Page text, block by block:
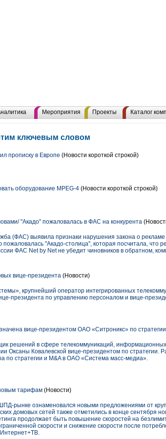
Мероприятия Проекты Каталог
ключевым словом
прописку в Европе (Новости короткой строкой)
оборудование MPEG-4 (Новости короткой строкой)
"Акадо" пожаловалась в ФАС на конкурента
(ФАС) выявила признаки нарушения закона о
"Акадо-столица", которая посчитала, что
ФАС Net by Net не убедит чиновников в обратном,
вице-президента (Новости)
крупнейший оператор интегрированных
президента по управлению персоналом и вице-
вице-президентом ОАО «Ситроникс» по стратегии
решений в сфере телекоммуникаций, информационных
Оксаны Ковалевской вице-президентом по стратегии.
по стратегии и M&A в ОАО «Система масс-медиа».
тарифам (Новости)
рынке ознаменовался новыми предложениями от
домовых сетей также отметились в конце сентября
продолжает быть повышение скоростей на
скорости и снижение скорости после